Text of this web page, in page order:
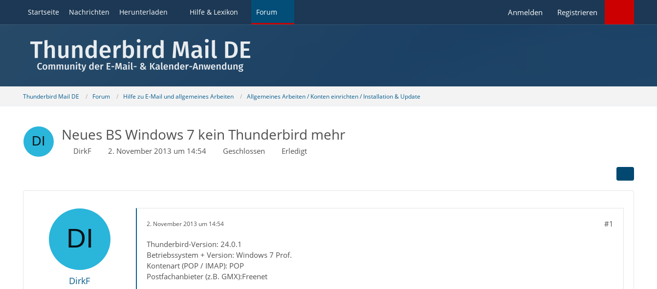
Startseite Nachrichten Herunterladen Hilfe & Lexikon Forum Anmelden Registrieren
Thunderbird Mail DE Forum Hilfe zu E-Mail und allgemeines Arbeiten Allgemeines Arbeiten / Konten einrichten / Installation & Update
Neues BS Windows 7 kein Thunderbird mehr
DirkF 2. November 2013 um 14:54 Geschlossen Erledigt
DirkF
2. November 2013 um 14:54 #1
Thunderbird-Version: 24.0.1
Betriebssystem + Version: Windows 7 Prof.
Kontenart (POP / IMAP): POP
Postfachanbieter (z.B. GMX):Freenet